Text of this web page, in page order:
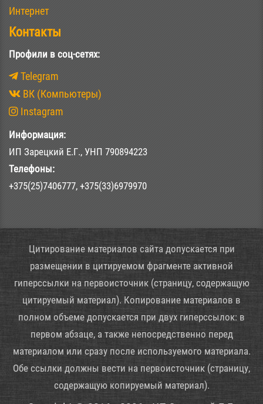
Интернет
Контакты
Профили в соц-сетях:
Telegram
ВК (Компьютеры)
Instagram
Информация:
ИП Зарецкий Е.Г., УНП 790894223
Телефоны:
+375(25)7406777, +375(33)6979970
Цитирование материалов сайта допускается при
размещении в цитируемом фрагменте активной
гиперссылки на первоисточник (страницу, содержащую
цитируемый материал). Копирование материалов в
полном объеме допускается при двух гиперссылок: в
первом абзаце, а также непосредственно перед
материалом или сразу после используемого материала.
Обе ссылки должны вести на первоисточник (страницу,
содержащую копируемый материал).